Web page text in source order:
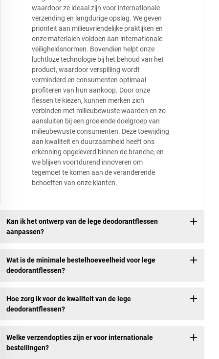
waardoor ze ideaal zijn voor internationale
verzending en langdurige opslag. We geven
prioriteit aan milieuvriendelijke praktijken en
onze materialen voldoen aan internationale
veiligheidsnormen. Bovendien helpt onze
luchtloze technologie bij het behoud van het
product, waardoor verspilling wordt
verminderd en consumenten optimaal
profiteren van hun aankoop. Door onze
flessen te kiezen, kunnen merken zich
verbinden met milieubewuste waarden en zo
aansluiten bij een groeiende doelgroep van
milieubewuste consumenten. Deze toewijding
aan kwaliteit en duurzaamheid heeft ons
erkenning opgeleverd binnen de branche, en
we blijven voortdurend innoveren om
tegemoet te komen aan de veranderende
behoeften van onze klanten.
Kan ik het ontwerp van de lege deodorantflessen
aanpassen?
Wat is de minimale bestelhoeveelheid voor lege
deodorantflessen?
Hoe zorg ik voor de kwaliteit van de lege
deodorantflessen?
Welke verzendopties zijn er voor internationale
bestellingen?